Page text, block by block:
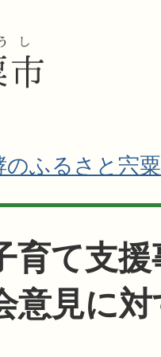
のふるさと宍粟
育て支
意見に